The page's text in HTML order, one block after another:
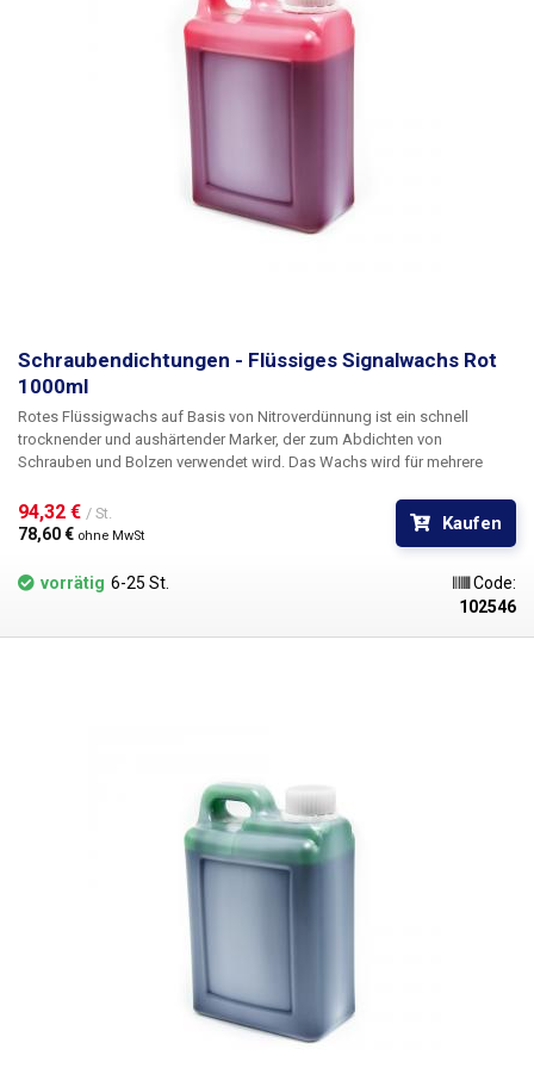
Holz, Leder, PP, PE, PVC, ABS, Nylon, Papier, Gummi und mehr. Der
Klebstoff ist auch in transparenter Farbe mit der Kennzeichnung B-7000
Schraubendichtungen - Flüssiges Signalwachs Rot
1000ml
Rotes Flüssigwachs auf Basis von Nitroverdünnung ist ein schnell
trocknender und aushärtender Marker, der zum Abdichten von
Schrauben und Bolzen verwendet wird. Das Wachs wird für mehrere
unerlaubten Schraubenlockerungen. Auch als Sicherungsmittel zur
Verhinderung des spontanen Lösens von Schrauben für mechanische
und elektronische Tischgeräte. Darüber hinaus kann er als Markierung
für Schrauben verwendet werden, die für den Betrieb und die Wartung
des Geräts wichtig sind. Dabei kann es sich z.B. um
Gerätes vorgesehen sind und die vor der Inbetriebnahme herausgedreht
94,32 € / St.
78,60 € ohne MwSt
Kaufen
vorrätig 6-25 St.
Code:
102546